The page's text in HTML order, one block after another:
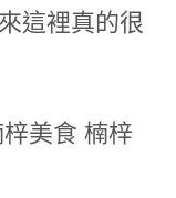
這裡真的很